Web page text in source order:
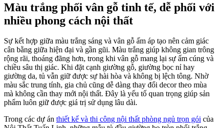
Màu trắng phối vân gỗ tinh tế, dễ phối với
nhiều phong cách nội thất
Sự kết hợp giữa màu trắng sáng và vân gỗ ấm áp tạo nên cảm giác
cân bằng giữa hiện đại và gần gũi. Màu trắng giúp không gian trông
rộng rãi, thoáng đãng hơn, trong khi vân gỗ mang lại sự ấm cúng và
chiều sâu thị giác. Khi đặt cạnh giường gỗ, giường bọc nỉ hay
giường da, tủ vẫn giữ được sự hài hòa và không bị lệch tông. Nhờ
màu sắc trung tính, gia chủ cũng dễ dàng thay đổi decor theo mùa
mà không cần thay mới nội thất. Đây là yếu tố quan trọng giúp sản
phẩm luôn giữ được giá trị sử dụng lâu dài.
Trong các dự án thiết kế và thi công nội thất phòng ngủ trọn gói của